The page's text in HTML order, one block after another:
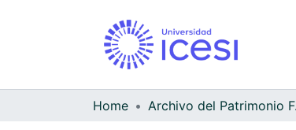
Home Archivo